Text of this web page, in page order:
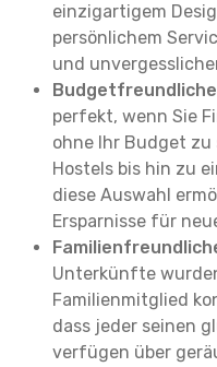
einzigartigem
persönlichem
und
perfekt, wenn Sie
ohne Ihr Budget zu
Hostels bis hin zu
diese Auswahl
Ersparnisse für
Unterkünfte
Familienmitglied
dass jeder seinen
verfügen über